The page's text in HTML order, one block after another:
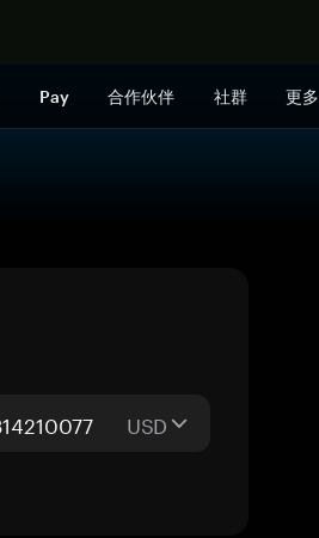
Pay 合作伙伴 社群 更多
USD